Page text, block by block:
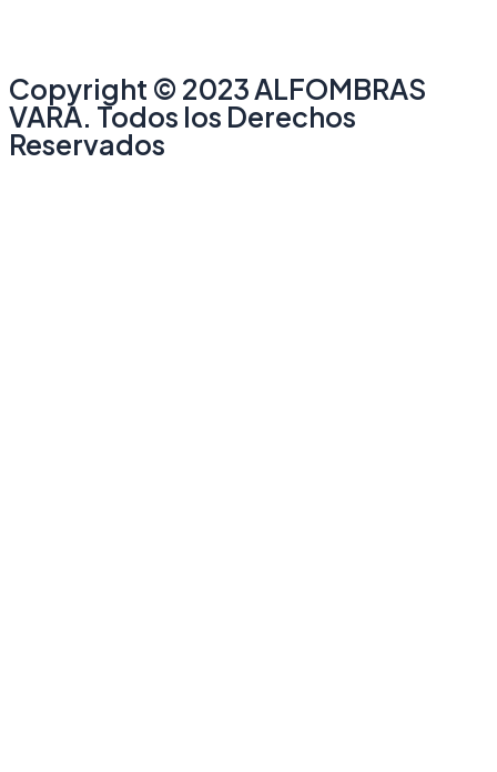
Copyright © 2023 ALFOMBRAS
VARA. Todos los Derechos
Reservados